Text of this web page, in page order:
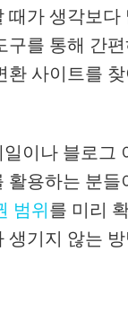
때가 생각보다
구를 통해 간
환 사이트를
이나 블로그
활용하는 분들
범위를 미리
생기지 않는